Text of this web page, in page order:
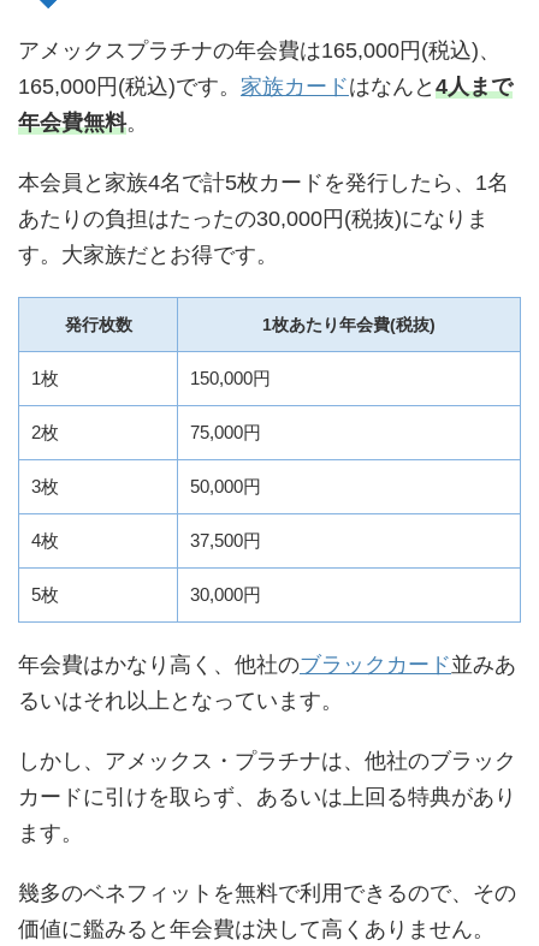
アメックスプラチナの年会費は165,000円(税込)、
165,000円(税込)です。 家族カードはなんと 4人まで
年会費無料。
本会員と家族4名で計5枚カードを発行したら、1名
あたりの負担はたったの30,000円(税抜)になりま
す。大家族だとお得です。
発行枚数 1枚あたり年会費(税抜)
1枚 150,000円
2枚 75,000円
3枚 50,000円
4枚 37,500円
5枚 30,000円
年会費はかなり高く、他社のブラックカード並みあ
るいはそれ以上となっています。
しかし、アメックス・プラチナは、他社のブラック
カードに引けを取らず、あるいは上回る特典があり
ます。
幾多のベネフィットを無料で利用できるので、その
価値に鑑みると年会費は決して高くありません。